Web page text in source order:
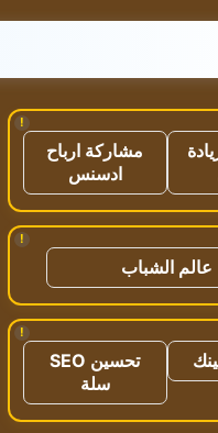
!
مشاركة ارباح
ادسنس
!
عالم الشباب
!
تحسين SEO
سلة